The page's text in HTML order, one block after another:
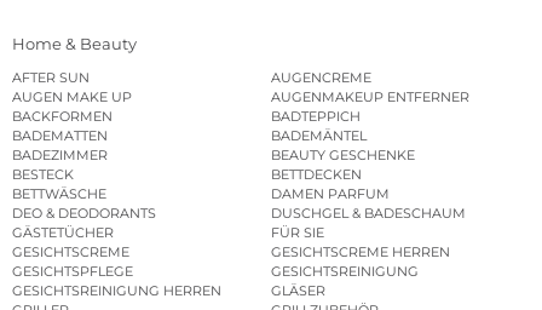
Home & Beauty
AFTER SUN
AUGENCREME
AUGEN MAKE UP
AUGENMAKEUP ENTFERNER
BACKFORMEN
BADTEPPICH
BADEMATTEN
BADEMÄNTEL
BADEZIMMER
BEAUTY GESCHENKE
BESTECK
BETTDECKEN
BETTWÄSCHE
DAMEN PARFUM
DEO & DEODORANTS
DUSCHGEL & BADESCHAUM
GÄSTETÜCHER
FÜR SIE
GESICHTSCREME
GESICHTSCREME HERREN
GESICHTSPFLEGE
GESICHTSREINIGUNG
GESICHTSREINIGUNG HERREN
GLÄSER